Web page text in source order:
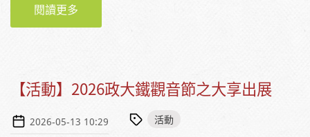
閱讀更多
【活動】2026政大鐵觀音節之大享出展
2026-05-13 10:29 活動